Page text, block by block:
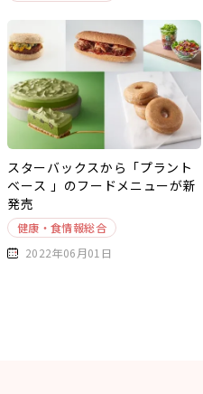
スターバックスから「プラント
ベース 」のフードメニューが新
発売
健康・食情報総合
2022年06月01日